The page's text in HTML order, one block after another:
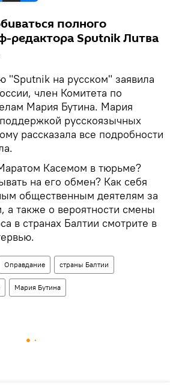
полного
редактора Sputnik Литва
"Sputnik на русском" заявила
член Комитета по
Мария Бутина. Мария
русскоязычных
рассказала все подробности
Касемом в тюрьме?
на его обмен? Как себя
общественным деятелям за
а также о вероятности смены
в странах Балтии смотрите в
Оправдание страны Балтии
Мария Бутина